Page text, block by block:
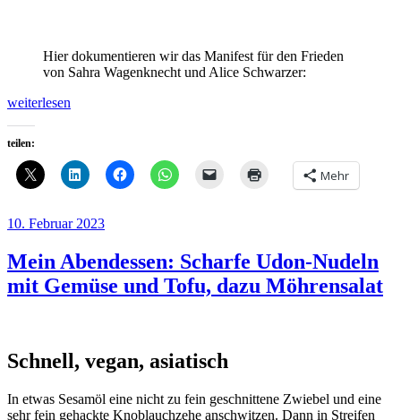
Hier dokumentieren wir das Manifest für den Frieden
von Sahra Wagenknecht und Alice Schwarzer:
„Dokumentiert:
Frieden“
weiterlesen
teilen:
Mehr
Veröffentlicht
10. Februar 2023
Mein Abendessen: Scharfe Udon-Nudeln
mit Gemüse und Tofu, dazu Möhrensalat
Schnell, vegan, asiatisch
In etwas Sesamöl eine nicht zu fein geschnittene Zwiebel und eine
sehr fein gehackte Knoblauchzehe anschwitzen. Dann in Streifen